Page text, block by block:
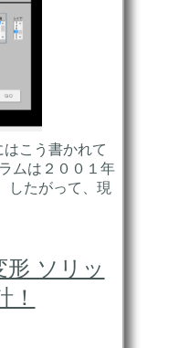
こう書かれて
ムは２００１年
したがって、現
形 ソリッ
！